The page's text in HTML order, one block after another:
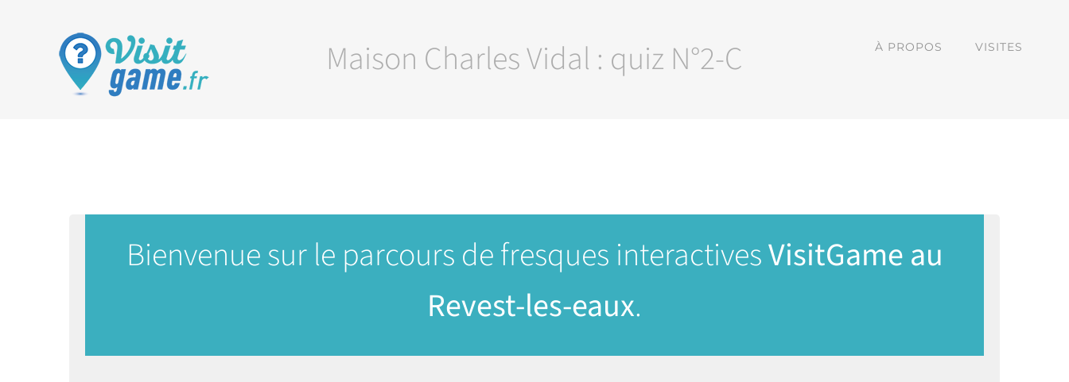
À PROPOS VISITES
Maison Charles Vidal : quiz N°2-C
Bienvenue sur le parcours de fresques interactivesVisitGame au
Revest-les-eaux.